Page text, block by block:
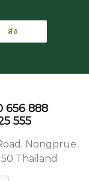
656 888
555
Nongprue
Thailand